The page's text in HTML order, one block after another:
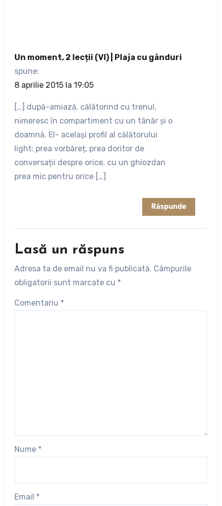
Un moment, 2 lecții (VI) | Plaja cu gânduri
spune:
8 aprilie 2015 la 19:05
[…] după-amiază, călătorind cu trenul,
nimeresc în compartiment cu un tânăr și o
doamnă. El- același profil al călătorului
light: prea vorbăreț, prea doritor de
conversații despre orice, cu un ghiozdan
prea mic pentru orice […]
Răspunde
Lasă un răspuns
Adresa ta de email nu va fi publicată. Câmpurile
obligatorii sunt marcate cu *
Comentariu *
Nume *
Email *